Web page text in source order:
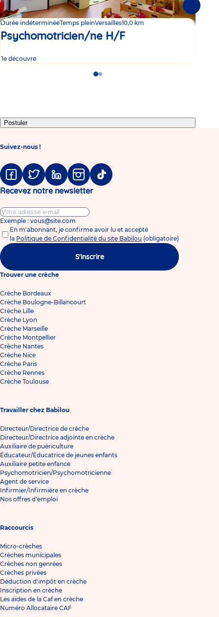
Durée indéterminéeTemps pleinVersailles10,0 km
Psychomotricien/ne H/F
Je découvre
GoGo
Postuler
Suivez-nous !
FacebookTwitter LinkedinInstagramTiktok
Recevez notre newsletter
Exemple : vous@site.com
En m'abonnant, je confirme avoir lu et accepté
la Politique de Confidentialité du site Babilou (obligatoire)
S'inscrire
Trouver une crèche
Crèche Bordeaux
Crèche Boulogne-Billancourt
Crèche Lille
Crèche Lyon
Crèche Marseille
Crèche Montpellier
Crèche Nantes
Crèche Nice
Crèche Paris
Crèche Rennes
Crèche Toulouse
Travailler chez Babilou
Directeur/Directrice de crèche
Directeur/Directrice adjointe en crèche
Auxiliaire de puériculture
Éducateur/Éducatrice de jeunes enfants
Auxiliaire petite enfance
Psychomotricien/Psychomotricienne
Agent de service
Infirmier/Infirmière en crèche
Nos offres d'emploi
Raccourcis
Micro-crèches
Crèches municipales
Crèches non genrées
Crèches privées
Déduction d'impôt en crèche
Inscription en crèche
Les aides de la Caf en crèche
Numéro Allocataire CAF